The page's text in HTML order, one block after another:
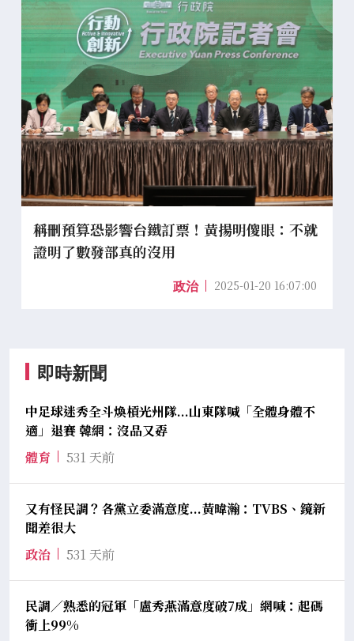
稱刪預算恐影響台鐵訂票！黃揚明傻眼：不就
證明了數發部真的沒用
政治 2025-01-20 16:07:00
即時新聞
中足球迷秀全斗煥槓光州隊...山東隊喊「全體身體不
適」退賽 韓網：沒品又孬
體育
531 天前
又有怪民調？各黨立委滿意度...黃暐瀚：TVBS、鏡新
聞差很大
政治
531 天前
民調／熟悉的冠軍「盧秀燕滿意度破7成」網喊：起碼
衝上99%